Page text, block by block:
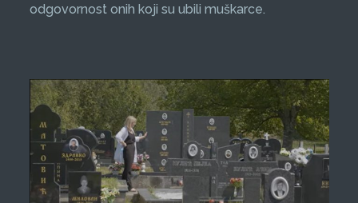
odgovornost onih koji su ubili muškarce.